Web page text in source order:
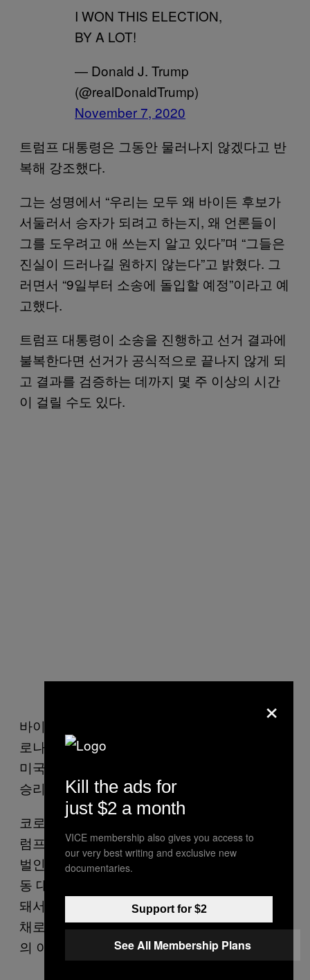
I WON THIS ELECTION,
BY A LOT!
— Donald J. Trump
(@realDonaldTrump)
November 7, 2020
트럼프 대통령은 그동안 물러나지 않겠다고 반
복해 강조했다.
그는 성명에서 “우리는 모두 왜 바이든 후보가
서둘러서 승자가 되려고 하는지, 왜 언론들이
그를 도우려고 애 쓰는지 알고 있다”며 “그들은
진실이 드러나길 원하지 않는다”고 밝혔다. 그
러면서 “9일부터 소송에 돌입할 예정”이라고 예
고했다.
트럼프 대통령이 소송을 진행하고 선거 결과에
불복한다면 선거가 공식적으로 끝나지 않게 되
고 결과를 검증하는 데까지 몇 주 이상의 시간
이 걸릴 수도 있다.
바이든 후보는 신종 코로나바이러스 감염증(코
로나19)과 인종 갈등, 경찰의 무력 사용 등으로
미국 역사상 가장 혼란스럽고 전례 없는 시기에
승리를 거뒀다.
코로나19는 실제 대선에도 영향을 미쳤다. 트
럼프 대통령은 지속적으로 대규모 선거 운동을
벌인 반면 바이든 후보는 코로나19로 선거 운
동 대부분을 취소하거나 줄여야 했다. 가을이
돼서야 작은 규모로 사회적 거리두기를 실천한
채로 선거 운동을 했다. 바이든 후보는 안전상
의 이유로 선거 운동을 자제하면서 불리했다.
×
Kill the ads for
just $2 a month
VICE membership also gives you access to
our very best writing and exclusive new
documentaries.
Support for $2
See All Membership Plans